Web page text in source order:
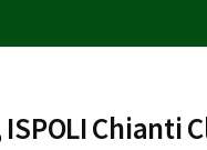
Chianti